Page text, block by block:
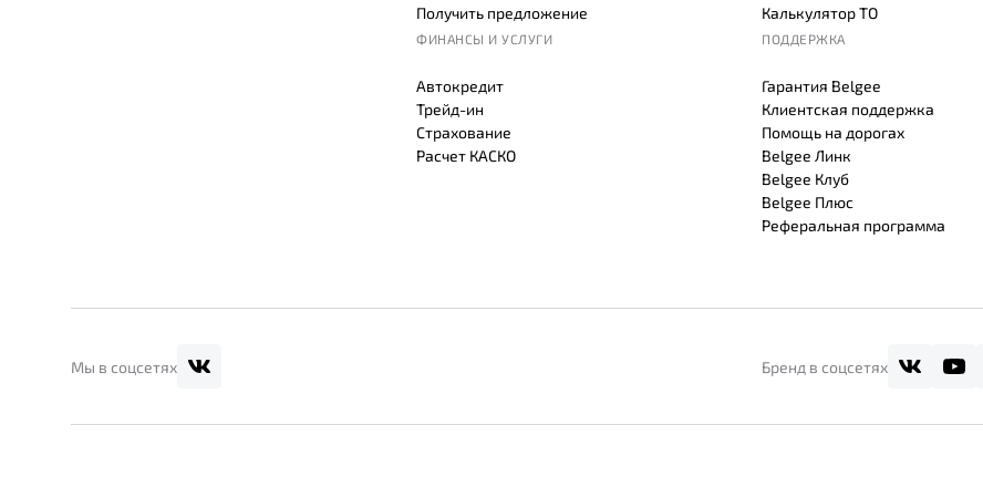
Получить предложение
ФИНАНСЫ И УСЛУГИ
Автокредит
Трейд-ин
Страхование
Расчет КАСКО
Калькулятор ТО
ПОДДЕРЖКА
Гарантия Belgee
Клиентская поддержка
Помощь на дорогах
Belgee Линк
Belgee Клуб
Belgee Плюс
Реферальная программа
Мы в соцсетях Бренд в соцсетях